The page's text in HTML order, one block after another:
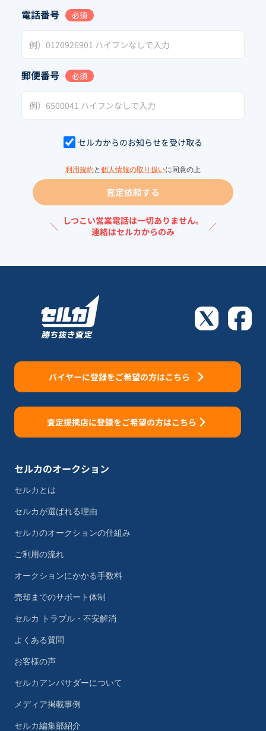
電話番号 必須
郵便番号 必須
セルカからのお知らせを受け取る
利用規約と 個人情報の取り扱いに同意の上
査定依頼する
＼
しつこい営業電話は一切ありません。
連絡はセルカからのみ
／
バイヤーに登録をご希望の方はこちら
査定提携店に登録をご希望の方はこちら
セルカのオークション
セルカとは
セルカが選ばれる理由
セルカのオークションの仕組み
ご利用の流れ
オークションにかかる手数料
売却までのサポート体制
セルカ トラブル・不安解消
よくある質問
お客様の声
セルカアンバサダーについて
メディア掲載事例
セルカ編集部紹介